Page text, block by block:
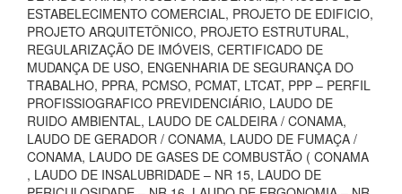
ESTABELECIMENTO COMERCIAL, PROJETO DE EDIFICIO,
PROJETO ARQUITETÔNICO, PROJETO ESTRUTURAL,
REGULARIZAÇÃO DE IMÓVEIS, CERTIFICADO DE
MUDANÇA DE USO, ENGENHARIA DE SEGURANÇA DO
TRABALHO, PPRA, PCMSO, PCMAT, LTCAT, PPP – PERFIL
PROFISSIOGRAFICO PREVIDENCIÁRIO, LAUDO DE
RUIDO AMBIENTAL, LAUDO DE CALDEIRA / CONAMA,
LAUDO DE GERADOR / CONAMA, LAUDO DE FUMAÇA /
CONAMA, LAUDO DE GASES DE COMBUSTÃO ( CONAMA
, LAUDO DE INSALUBRIDADE – NR 15, LAUDO DE